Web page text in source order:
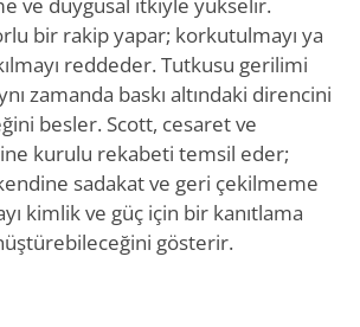
bir rakip yapar; korkutulmayı ya
reddeder. Tutkusu gerilimi
zamanda baskı altındaki direncini
besler. Scott, cesaret ve
kurulu rekabeti temsil eder;
kendine sadakat ve geri çekilmeme
kimlik ve güç için bir kanıtlama
gösterir.